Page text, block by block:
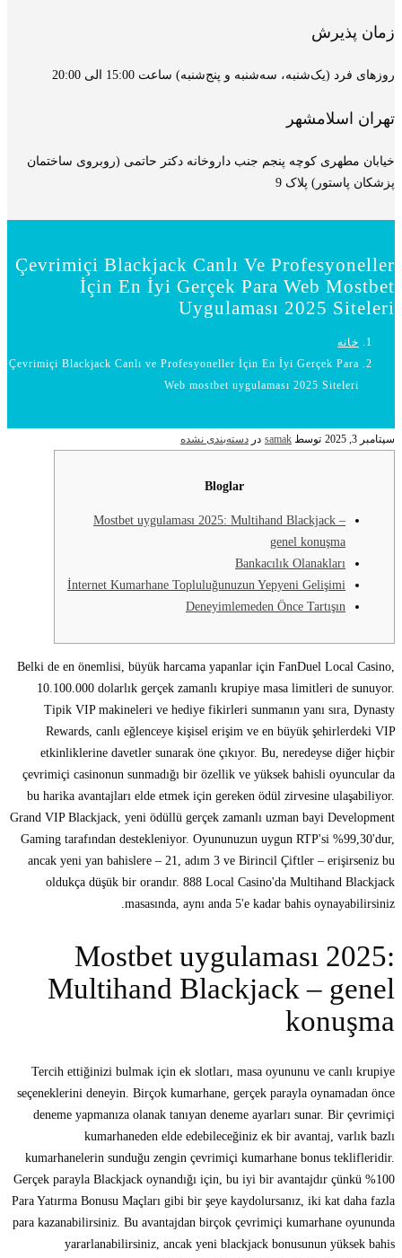
زمان پذیرش
روزهای فرد (یک‌شنبه، سه‌شنبه و پنج‌شنبه) ساعت 15:00 الی 20:00
تهران اسلامشهر
خیابان مطهری کوچه پنجم جنب داروخانه دکتر حاتمی (روبروی ساختمان
پزشکان پاستور) پلاک 9
Çevrimiçi Blackjack Canlı Ve Profesyoneller
İçin En İyi Gerçek Para Web Mostbet
Uygulaması 2025 Siteleri
خانه
Çevrimiçi Blackjack Canlı ve Profesyoneller İçin En İyi Gerçek Para
Web mostbet uygulaması 2025 Siteleri
سپتامبر 3, 2025 توسط samak در دسته‌بندی نشده
Bloglar
Mostbet uygulaması 2025: Multihand Blackjack –
genel konuşma
Bankacılık Olanakları
İnternet Kumarhane Topluluğunuzun Yepyeni Gelişimi
Deneyimlemeden Önce Tartışın
Belki de en önemlisi, büyük harcama yapanlar için FanDuel Local Casino,
10.100.000 dolarlık gerçek zamanlı krupiye masa limitleri de sunuyor.
Tipik VIP makineleri ve hediye fikirleri sunmanın yanı sıra, Dynasty
Rewards, canlı eğlenceye kişisel erişim ve en büyük şehirlerdeki VIP
etkinliklerine davetler sunarak öne çıkıyor. Bu, neredeyse diğer hiçbir
çevrimiçi casinonun sunmadığı bir özellik ve yüksek bahisli oyuncular da
bu harika avantajları elde etmek için gereken ödül zirvesine ulaşabiliyor.
Grand VIP Blackjack, yeni ödüllü gerçek zamanlı uzman bayi Development
Gaming tarafından destekleniyor. Oyununuzun uygun RTP'si %99,30'dur,
ancak yeni yan bahislere – 21, adım 3 ve Birincil Çiftler – erişirseniz bu
oldukça düşük bir orandır. 888 Local Casino'da Multihand Blackjack
masasında, aynı anda 5'e kadar bahis oynayabilirsiniz.
Mostbet uygulaması 2025:
Multihand Blackjack – genel
konuşma
Tercih ettiğinizi bulmak için ek slotları, masa oyununu ve canlı krupiye
seçeneklerini deneyin. Birçok kumarhane, gerçek parayla oynamadan önce
deneme yapmanıza olanak tanıyan deneme ayarları sunar. Bir çevrimiçi
kumarhaneden elde edebileceğiniz ek bir avantaj, varlık bazlı
kumarhanelerin sunduğu zengin çevrimiçi kumarhane bonus teklifleridir.
Gerçek parayla Blackjack oynandığı için, bu iyi bir avantajdır çünkü %100
Para Yatırma Bonusu Maçları gibi bir şeye kaydolursanız, iki kat daha fazla
para kazanabilirsiniz. Bu avantajdan birçok çevrimiçi kumarhane oyununda
yararlanabilirsiniz, ancak yeni blackjack bonusunun yüksek bahis